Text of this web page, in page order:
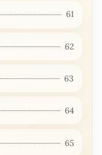
61
62
63
64
65